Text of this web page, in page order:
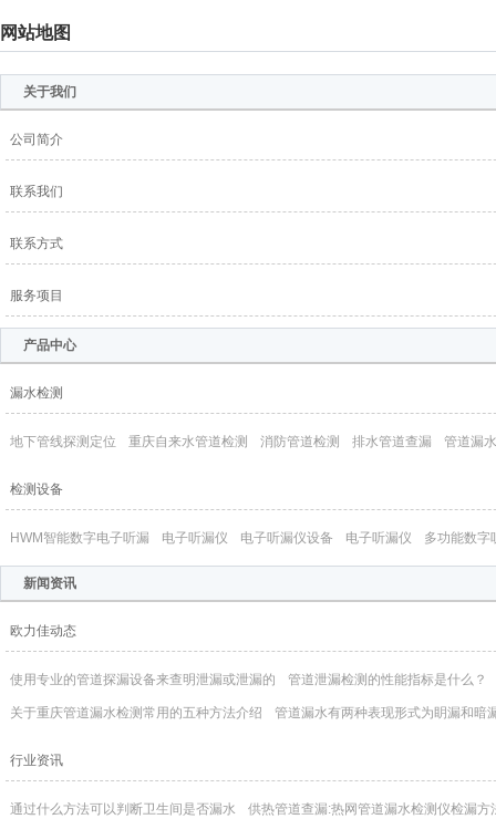
网站地图
关于我们
公司简介
联系我们
联系方式
服务项目
产品中心
漏水检测
地下管线探测定位 重庆自来水管道检测 消防管道检测 排水管道查漏 管道漏
检测设备
HWM智能数字电子听漏 电子听漏仪 电子听漏仪设备 电子听漏仪 多功能数字
新闻资讯
欧力佳动态
使用专业的管道探漏设备来查明泄漏或泄漏的 管道泄漏检测的性能指标是什么？
关于重庆管道漏水检测常用的五种方法介绍 管道漏水有两种表现形式为眀漏和暗
行业资讯
通过什么方法可以判断卫生间是否漏水 供热管道查漏:热网管道漏水检测仪检漏方